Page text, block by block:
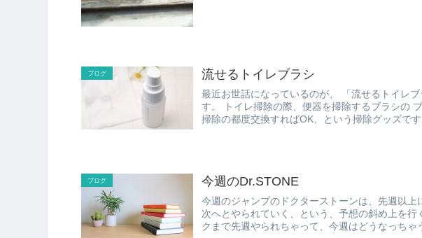
ブログ 流せるトイレブラシ
最近お世話になっているのが、 「流せるトイレブラシ」 というトイレ掃除グッズで
す。 トイレ掃除の際、便器を掃除するブラシの ブラシ部分が使い捨てになっていて、
ブログ 今週のDr.STONE
今週のジャンプのドクターストーンは、先週以上に驚きの展開！
次へとやられていく、という、予想の斜め上を行く展開です。 さす
クまで先週やられちゃって、今週はどうなっちゃ